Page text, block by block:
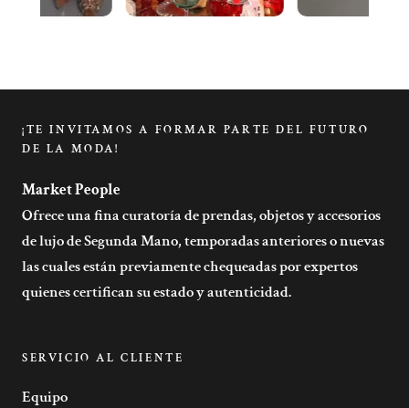
¡TE INVITAMOS A FORMAR PARTE DEL FUTURO
DE LA MODA!
Market People
Ofrece una fina curatoría de prendas, objetos y accesorios
de lujo de Segunda Mano, temporadas anteriores o nuevas
las cuales están previamente chequeadas por expertos
quienes certifican su estado y autenticidad.
SERVICIO AL CLIENTE
Equipo